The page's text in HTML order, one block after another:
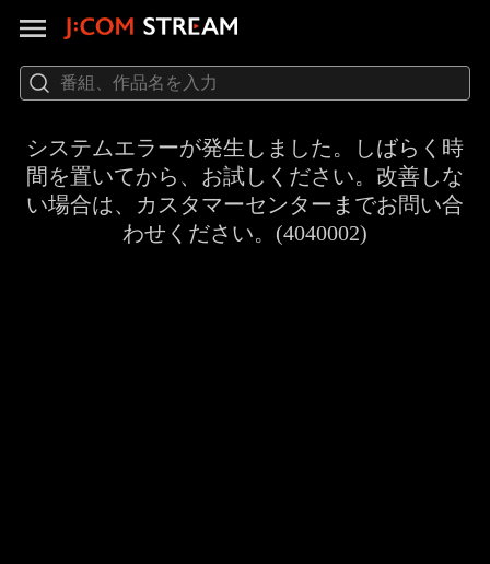
システムエラーが発生しました。しばらく時
間を置いてから、お試しください。改善しな
い場合は、カスタマーセンターまでお問い合
わせください。(4040002)